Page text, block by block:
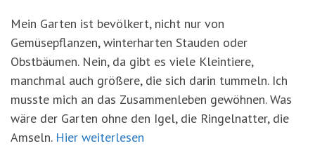
Mein Garten ist bevölkert, nicht nur von
Gemüsepflanzen, winterharten Stauden oder
Obstbäumen. Nein, da gibt es viele Kleintiere,
manchmal auch größere, die sich darin tummeln. Ich
musste mich an das Zusammenleben gewöhnen. Was
wäre der Garten ohne den Igel, die Ringelnatter, die
Amseln. Hier weiterlesen